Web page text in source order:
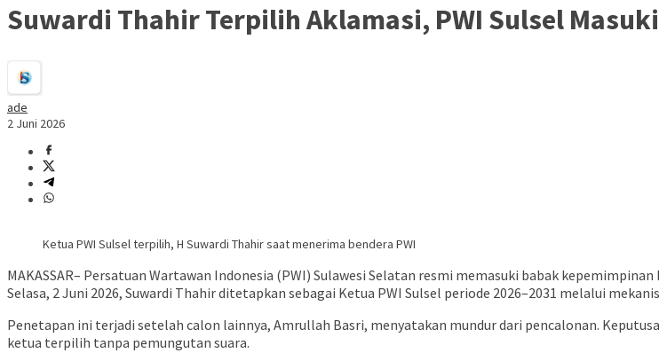
Suwardi Thahir Terpilih Aklamasi, PWI Sulsel
ade
2 Juni 2026
Ketua PWI Sulsel terpilih, H Suwardi Thahir saat menerima bendera PWI
MAKASSAR– Persatuan Wartawan Indonesia (PWI) Sulawesi Selatan resmi memasuki babak
Selasa, 2 Juni 2026, Suwardi Thahir ditetapkan sebagai Ketua PWI Sulsel periode 2026–2031 melalui
Penetapan ini terjadi setelah calon lainnya, Amrullah Basri, menyatakan mundur dari pencalonan.
ketua terpilih tanpa pemungutan suara.